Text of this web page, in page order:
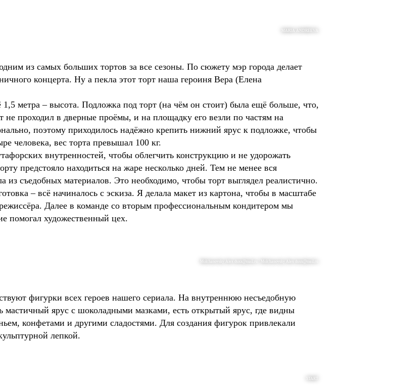
MARIA ANDREEVA
из самых больших тортов за все сезоны. По сюжету мэр города делает
концерта. Ну а пекла этот торт наша героиня Вера (Елена
метра – высота. Подложка под торт (на чём он стоит) была ещё больше, что,
не проходил в дверные проёмы, и на площадку его везли по частям на
поэтому приходилось надёжно крепить нижний ярус к подложке, чтобы
человека, вес торта превышал 100 кг.
внутренностей, чтобы облегчить конструкцию и не удорожать
предстояло находиться на жаре несколько дней. Тем не менее вся
из съедобных материалов. Это необходимо, чтобы торт выглядел реалистично.
– всё начиналось с эскиза. Я делала макет из картона, чтобы в масштабе
Далее в команде со вторым профессиональным кондитером мы
помогал художественный цех.
Molchanovsky Alex duxx@mail.ru / Molchanovsky Alex duxx@mail.ru
фигурки всех героев нашего сериала. На внутреннюю несъедобную
ярус с шоколадными мазками, есть открытый ярус, где видны
конфетами и другими сладостями. Для создания фигурок привлекали
лепкой.
START